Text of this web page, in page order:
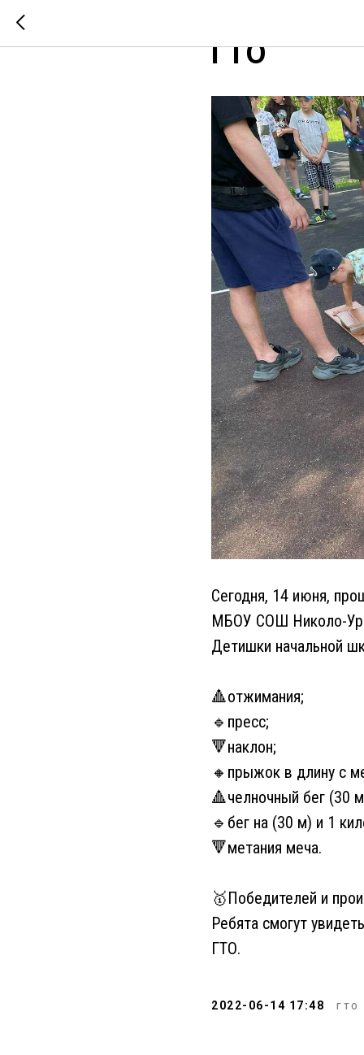
ГТО
Сегодня, 14 июня,
МБОУ СОШ Николо-
Детишки начальной
🔺отжимания;
🔹пресс;
🔻наклон;
🔸прыжок в длину с
🔺челночный бег (30
🔹бег на (30 м) и 1
🔻метания меча.
🥇Победителей и
Ребята смогут
ГТО.
2022-06-14 17:48 ГТО